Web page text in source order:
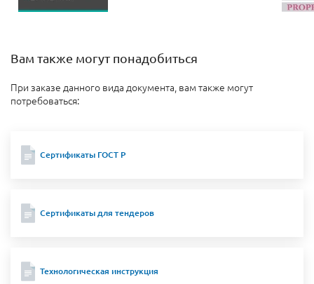
Вам также могут понадобиться
При заказе данного вида документа, вам также могут
потребоваться:
Сертификаты ГОСТ Р
Сертификаты для тендеров
Технологическая инструкция